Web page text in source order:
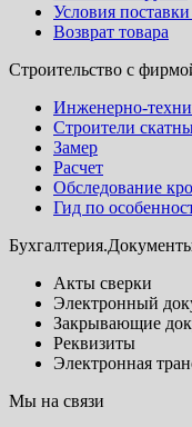
Условия
Возврат товара
Строительство с
Инженерно-
Строители
Замер
Расчет
Обследование
Гид по
Акты сверки
Электронный
Закрывающие
Реквизиты
Электронная
Мы на связи